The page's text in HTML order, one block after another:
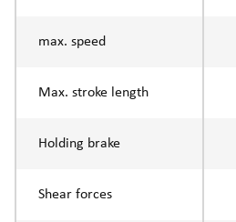
max. speed
Max. stroke length
Holding brake
Shear forces